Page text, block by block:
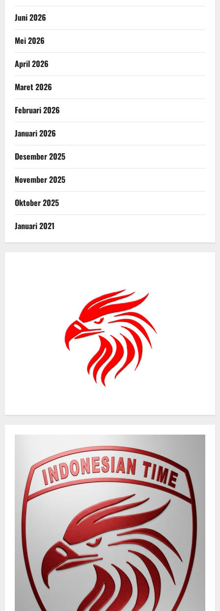
Juni 2026
Mei 2026
April 2026
Maret 2026
Februari 2026
Januari 2026
Desember 2025
November 2025
Oktober 2025
Januari 2021